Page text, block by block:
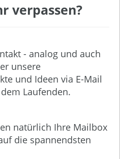
verpassen?
- analog und auch
unsere
und Ideen via E-Mail
Laufenden.
natürlich Ihre Mailbox
die spannendsten